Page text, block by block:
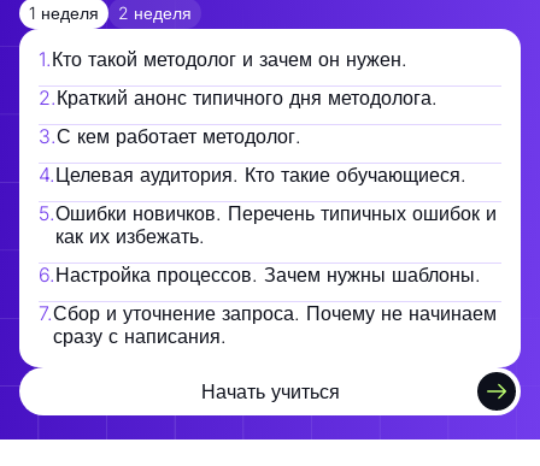
1 неделя 2 неделя
1.Кто такой методолог и зачем он нужен.
2.Краткий анонс типичного дня методолога.
3.С кем работает методолог.
4.Целевая аудитория. Кто такие обучающиеся.
5.Ошибки новичков. Перечень типичных ошибок и
как их избежать.
6.Настройка процессов. Зачем нужны шаблоны.
7.Сбор и уточнение запроса. Почему не начинаем
сразу с написания.
Начать учиться